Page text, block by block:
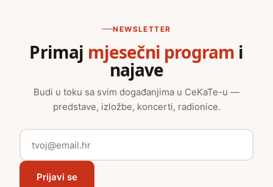
NEWSLETTER
Primaj mjesečni program i
najave
Budi u toku sa svim događanjima u CeKaTe-u —
predstave, izložbe, koncerti, radionice.
Prijavi se